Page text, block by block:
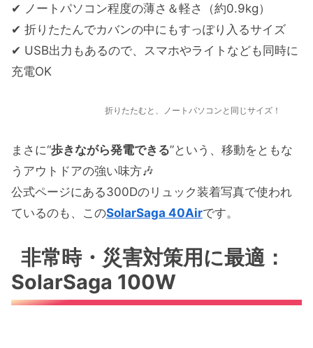
✔ ノートパソコン程度の薄さ＆軽さ（約0.9kg）
✔ 折りたたんでカバンの中にもすっぽり入るサイズ
✔ USB出力もあるので、スマホやライトなども同時に
充電OK
折りたたむと、ノートパソコンと同じサイズ！
まさに“歩きながら発電できる”という、移動をともな
うアウトドアの強い味方🎶
公式ページにある300Dのリュック装着写真で使われ
ているのも、このSolarSaga 40Airです。
非常時・災害対策用に最適：
SolarSaga 100W